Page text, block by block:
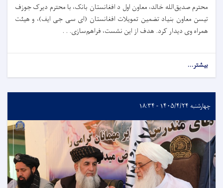
محترم صدیق‌الله خالد، معاون اول د افغانستان بانک، با محترم دیرک جوزف
تیسن معاون بنیاد تضمین تمویلات افغانستان (ای سی جی ایف)، و هیئت
همراه وی دیدار کرد. هدف از این نشست، فراهم‌سازی. . .
بیشتر...
چهارشنبه ۱۴۰۵/۴/۲۴ - ۱۸:۳۴